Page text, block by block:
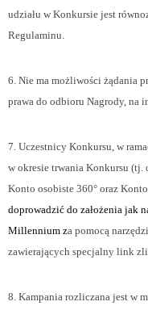
udziału w Konkursie jest
Regulaminu.
6. Nie ma możliwości żądania
prawa do odbioru Nagrody, na
7. Uczestnicy Konkursu, w
w okresie trwania Konkursu
Konto osobiste 360° oraz
doprowadzić do założenia jak
Millennium za pomocą
zawierających specjalny link
8. Kampania rozliczana jest w